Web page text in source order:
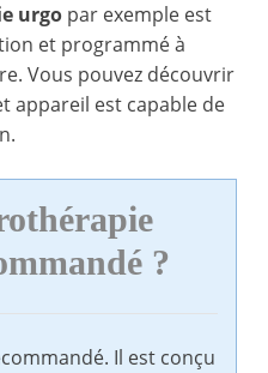
urgo par exemple est
et programmé à
Vous pouvez découvrir
appareil est capable de
?
Il est conçu